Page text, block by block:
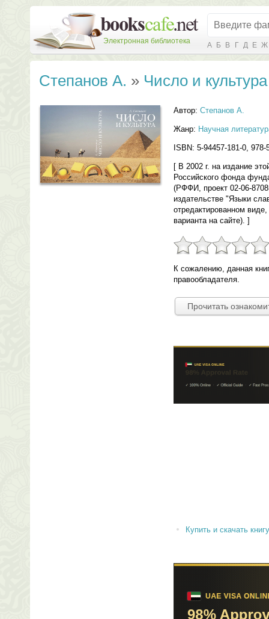
Электронная библиотека А Б В Г Д Е Ж
Степанов А. » Число и культура
Автор: Степанов А.
Жанр: Научная
ISBN: 5-94457-181-0, 978-
[ В 2002 г. на издание
Российского фонда
(РФФИ, проект 02-06-
издательстве "Языки
отредактированном
варианта на сайте). ]
К сожалению, данная
правообладателя.
Прочитать
Купить и скачать